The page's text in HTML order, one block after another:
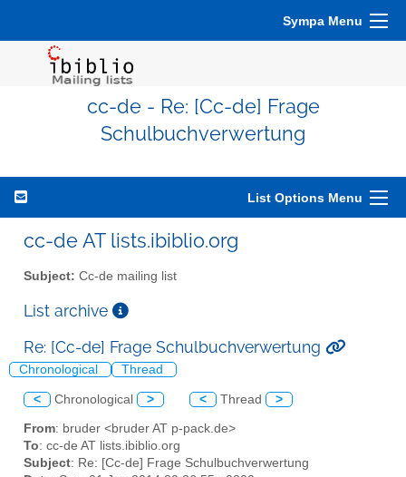
Sympa Menu
cc-de - Re: [Cc-de] Frage
Schulbuchverwertung
List Options Menu
cc-de AT lists.ibiblio.org
Subject: Cc-de mailing list
List archive
Re: [Cc-de] Frage Schulbuchverwertung
Chronological Thread
< Chronological > < Thread >
From: bruder <bruder AT p-pack.de>
To: cc-de AT lists.ibiblio.org
Subject: Re: [Cc-de] Frage Schulbuchverwertung